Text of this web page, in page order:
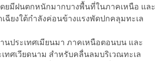
ยมีฝนตกหนักมากบางพื้นที่ในภาคเหนือ และ
ฉียงใต้กำลังค่อนข้างแรงพัดปกคลุมทะเล
ประเทศเมียนมา ภาคเหนือตอนบน และ
ทศเวียดนาม สำหรับคลื่นลมบริเวณทะเล